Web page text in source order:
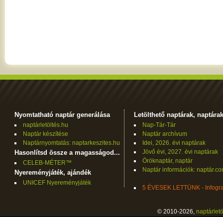
Nyomtatható naptár generálása
naptárletöltés.hu
Naptár készítése
Naptárnyomtatás: naptarkeszites.hu
Hasonlítsd össze a magasságod...
CELEB-MÉTER™
Nyereményjáték, ajándék
UNICEF Nyereményjáték
Letölthető naptárak, naptárak
Nap-Tár-Tár
Naptár archívum
Idei, 2026. évi naptárak
Jövő évi, 2027. évi naptárak
Öröknaptár, naptár
Naptár információk:
5 ÉVESEK LETTÜNK -
© 2010-2026,